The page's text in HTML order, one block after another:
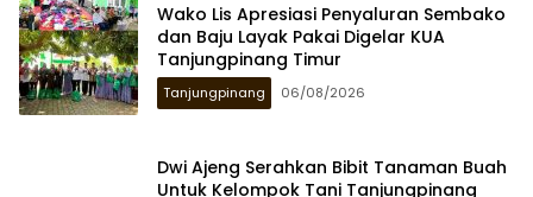
Wako Lis Apresiasi Penyaluran Sembako
dan Baju Layak Pakai Digelar KUA
Tanjungpinang Timur
Tanjungpinang 06/08/2026
Dwi Ajeng Serahkan Bibit Tanaman Buah
Untuk Kelompok Tani Tanjungpinang